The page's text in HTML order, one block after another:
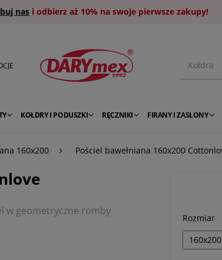
nas i odbierz aż 10% na swoje pierwsze zakupy!
KOŁDRY I PODUSZKI RĘCZNIKI FIRANY I ZASŁONY
160x200 Pościel bawełniana 160x200
w geometryczne romby
Rozmiar
160x200